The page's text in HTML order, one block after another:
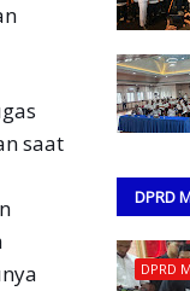
saat
DPRD
DPRD